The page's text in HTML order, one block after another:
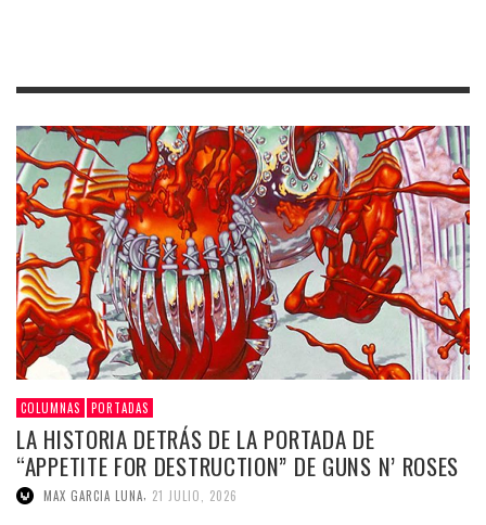
COLUMNAS PORTADAS
LA HISTORIA DETRÁS DE LA PORTADA DE
“APPETITE FOR DESTRUCTION” DE GUNS N’ ROSES
MAX GARCIA LUNA, 21 JULIO, 2026